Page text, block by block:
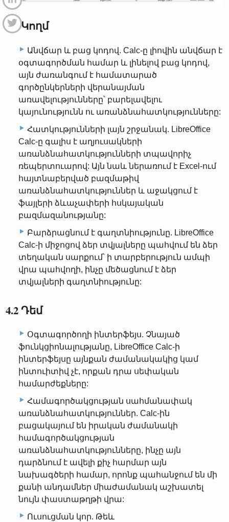
4.1 Կողմ
Անվճար և բաց կոդով. Calc-ը լիովին անվճար է
օգտագործման համար և լինելով բաց կոդով,
այն ժառանգում է համատարած
գործընկերների վերանայման
առավելությունները՝ բարելավելու
կայունությունն ու առանձնահատկությունները:
Հատկությունների լայն շրջանակ. LibreOffice
Calc-ը գալիս է աղյուսակների
առանձնահատկությունների տպավորիչ
ռեպերտուարով: Այն նաև ներառում է Excel-ում
հայտնաբերված բազմաթիվ
առանձնահատկություններ և աջակցում է
ֆայլերի ձևաչափերի հսկայական
բազմազանությանը:
Բարձրացնում է գաղտնիությունը. LibreOffice
Calc-ի միջոցով ձեր տվյալները պահվում են ձեր
տեղական սարքում՝ ի տարբերություն ամպի
վրա պահվողի, ինչը մեծացնում է ձեր
տվյալների գաղտնիությունը:
4.2 Դեմ
Օգտագործողի ինտերֆեյս. Չնայած
ֆունկցիոնալությանը, LibreOffice Calc-ի
ինտերֆեյսը այնքան ժամանակակից կամ
ինտուիտիվ չէ, որքան դրա սեփական
համարժեքները:
Համագործակցության սահմանափակ
առանձնահատկություններ. Calc-ին
բացակայում են իրական ժամանակի
համագործակցության
առանձնահատկությունները, ինչը այն
դարձնում է ավելի քիչ հարմար այն
նախագծերի համար, որոնք պահանջում են մի
քանի անդամներ միաժամանակ աշխատել
նույն փաստաթղթի վրա:
Ուսուցման կոր. Թեև